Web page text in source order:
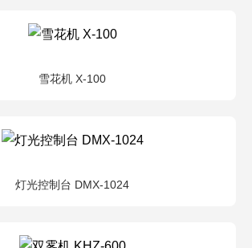
雪花机 X-100
灯光控制台 DMX-1024